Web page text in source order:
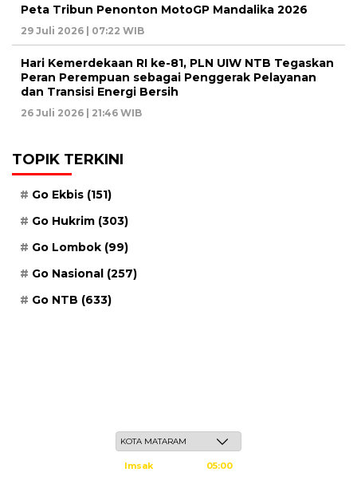
Peta Tribun Penonton MotoGP Mandalika 2026
29 Juli 2026 | 07:22 WIB
Hari Kemerdekaan RI ke-81, PLN UIW NTB Tegaskan
Peran Perempuan sebagai Penggerak Pelayanan
dan Transisi Energi Bersih
26 Juli 2026 | 21:46 WIB
TOPIK TERKINI
Go Ekbis (151)
Go Hukrim (303)
Go Lombok (99)
Go Nasional (257)
Go NTB (633)
Imsak 05:00